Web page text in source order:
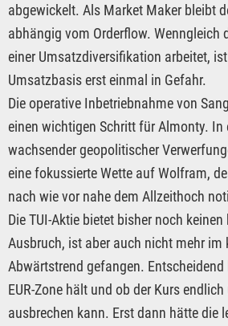
abgewickelt. Als Market Maker bleibt
abhängig vom Orderflow. Wenngleich
einer Umsatzdiversifikation arbeitet,
Umsatzbasis erst einmal in Gefahr.
Die operative Inbetriebnahme von
einen wichtigen Schritt für Almonty. In
wachsender geopolitischer
eine fokussierte Wette auf Wolfram,
nach wie vor nahe dem Allzeithoch
Die TUI-Aktie bietet bisher noch
Ausbruch, ist aber auch nicht mehr im
Abwärtstrend gefangen.
EUR-Zone hält und ob der Kurs endlich
ausbrechen kann. Erst dann hätte die